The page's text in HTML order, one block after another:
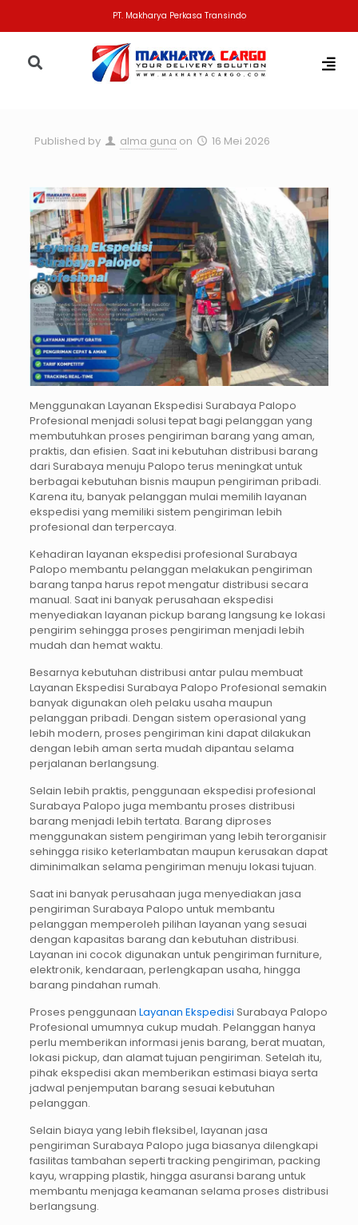
PT. Makharya Perkasa Transindo
Published by alma guna on 16 Mei 2026
Menggunakan Layanan Ekspedisi Surabaya Palopo
Profesional menjadi solusi tepat bagi pelanggan yang
membutuhkan proses pengiriman barang yang aman,
praktis, dan efisien. Saat ini kebutuhan distribusi barang
dari Surabaya menuju Palopo terus meningkat untuk
berbagai kebutuhan bisnis maupun pengiriman pribadi.
Karena itu, banyak pelanggan mulai memilih layanan
ekspedisi yang memiliki sistem pengiriman lebih
profesional dan terpercaya.
Kehadiran layanan ekspedisi profesional Surabaya
Palopo membantu pelanggan melakukan pengiriman
barang tanpa harus repot mengatur distribusi secara
manual. Saat ini banyak perusahaan ekspedisi
menyediakan layanan pickup barang langsung ke lokasi
pengirim sehingga proses pengiriman menjadi lebih
mudah dan hemat waktu.
Besarnya kebutuhan distribusi antar pulau membuat
Layanan Ekspedisi Surabaya Palopo Profesional semakin
banyak digunakan oleh pelaku usaha maupun
pelanggan pribadi. Dengan sistem operasional yang
lebih modern, proses pengiriman kini dapat dilakukan
dengan lebih aman serta mudah dipantau selama
perjalanan berlangsung.
Selain lebih praktis, penggunaan ekspedisi profesional
Surabaya Palopo juga membantu proses distribusi
barang menjadi lebih tertata. Barang diproses
menggunakan sistem pengiriman yang lebih terorganisir
sehingga risiko keterlambatan maupun kerusakan dapat
diminimalkan selama pengiriman menuju lokasi tujuan.
Saat ini banyak perusahaan juga menyediakan jasa
pengiriman Surabaya Palopo untuk membantu
pelanggan memperoleh pilihan layanan yang sesuai
dengan kapasitas barang dan kebutuhan distribusi.
Layanan ini cocok digunakan untuk pengiriman furniture,
elektronik, kendaraan, perlengkapan usaha, hingga
barang pindahan rumah.
Proses penggunaan Layanan Ekspedisi Surabaya Palopo
Profesional umumnya cukup mudah. Pelanggan hanya
perlu memberikan informasi jenis barang, berat muatan,
lokasi pickup, dan alamat tujuan pengiriman. Setelah itu,
pihak ekspedisi akan memberikan estimasi biaya serta
jadwal penjemputan barang sesuai kebutuhan
pelanggan.
Selain biaya yang lebih fleksibel, layanan jasa
pengiriman Surabaya Palopo juga biasanya dilengkapi
fasilitas tambahan seperti tracking pengiriman, packing
kayu, wrapping plastik, hingga asuransi barang untuk
membantu menjaga keamanan selama proses distribusi
berlangsung.